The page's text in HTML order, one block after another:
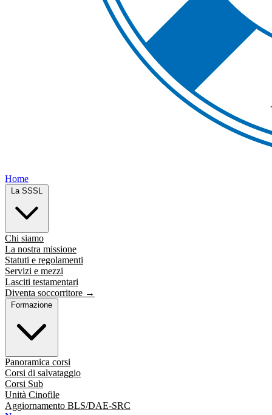
Home
La SSSL
Chi siamo
La nostra missione
Statuti e regolamenti
Servizi e mezzi
Lasciti testamentari
Diventa soccorritore →
Formazione
Panoramica corsi
Corsi di salvataggio
Corsi Sub
Unità Cinofile
Aggiornamento BLS/DAE-SRC